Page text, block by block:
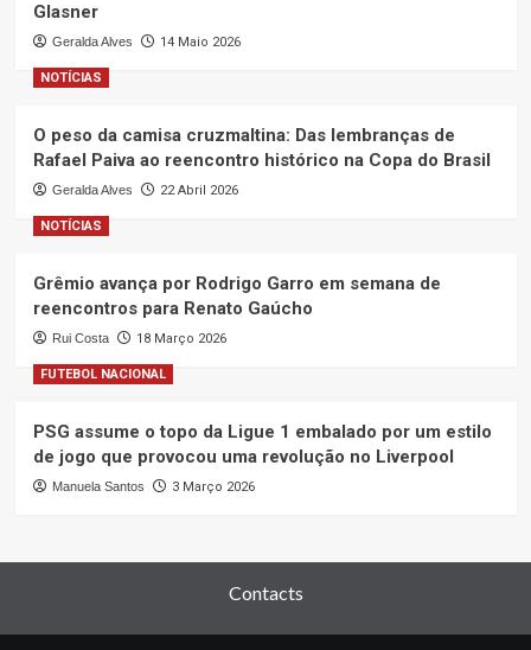
Glasner
Geralda Alves 14 Maio 2026
NOTÍCIAS
O peso da camisa cruzmaltina: Das lembranças de
Rafael Paiva ao reencontro histórico na Copa do Brasil
Geralda Alves 22 Abril 2026
NOTÍCIAS
Grêmio avança por Rodrigo Garro em semana de
reencontros para Renato Gaúcho
Rui Costa 18 Março 2026
FUTEBOL NACIONAL
PSG assume o topo da Ligue 1 embalado por um estilo
de jogo que provocou uma revolução no Liverpool
Manuela Santos 3 Março 2026
Contacts